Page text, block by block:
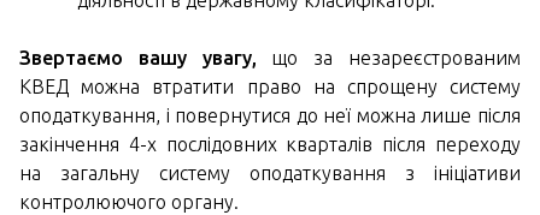
Звертаємо вашу увагу, що за незареєстрованим
КВЕД можна втратити право на спрощену систему
оподаткування, і повернутися до неї можна лише після
закінчення 4-х послідовних кварталів після переходу
на загальну систему оподаткування з ініціативи
контролюючого органу.